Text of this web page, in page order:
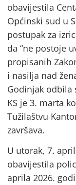
obavijestila
Općinski sud u
postupak za
da “ne postoje
propisanih
i nasilja nad
Godinjak odbila
KS je 3. marta
Tužilaštvu
završava.
U utorak, 7.
obavijestila
aprila 2026.